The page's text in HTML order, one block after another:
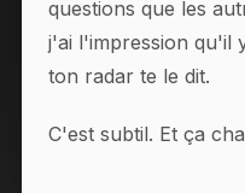
questions que les
j'ai l'impression qu'il
ton radar te le dit.
C'est subtil. Et ça